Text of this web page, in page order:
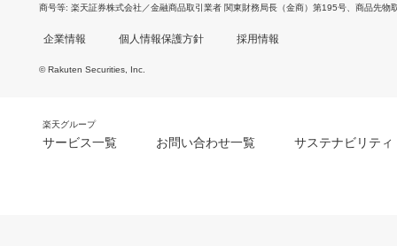
商号等 楽天証券株式会社／金融商品取引業者 関東財務局長（金商）第195号、商品先物
企業情報 個人情報保護方針 採用情報
© Rakuten Securities, Inc.
楽天グループ
サービス一覧 お問い合わせ一覧 サステナビリティ